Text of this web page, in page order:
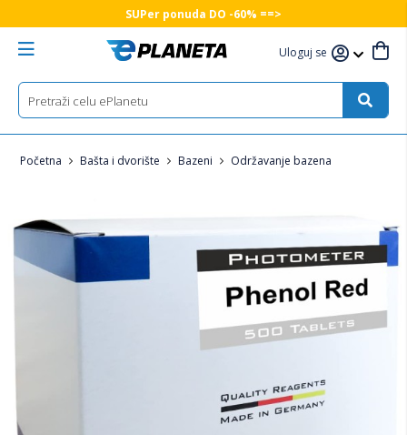
SUPer ponuda DO -60% ==>
Uloguj se
Početna Bašta i dvorište Bazeni Održavanje bazena